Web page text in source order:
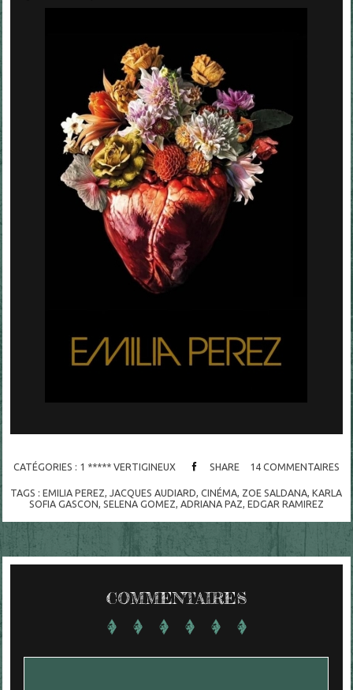
CATÉGORIES : 1 ***** VERTIGINEUX SHARE 14 COMMENTAIRES
TAGS :EMILIA PEREZ JACQUES AUDIARD ,CINÉMA ZOE SALDANA ,KARLA
SOFIA GASCON SELENA GOMEZ ADRIANA PAZ EDGAR RAMIREZ
COMMENTAIRES